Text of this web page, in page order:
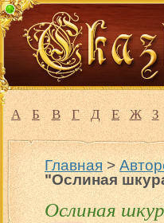
А Б В Г Д Е Ж З
Главная>
"Ослиная
Ослиная